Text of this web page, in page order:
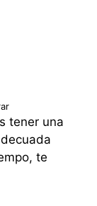
tener una
te